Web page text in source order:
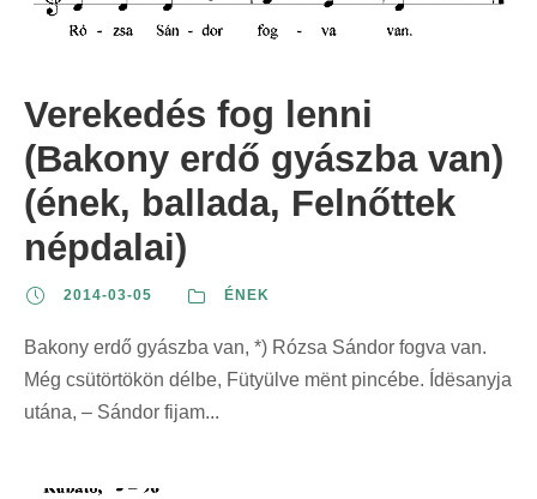
Verekedés fog lenni
(Bakony erdő gyászba van)
(ének, ballada, Felnőttek
népdalai)
2014-03-05 ÉNEK
Bakony erdő gyászba van, *) Rózsa Sándor fogva van.
Még csütörtökön délbe, Fütyülve mënt pincébe. Ídësanyja
utána, – Sándor fijam...